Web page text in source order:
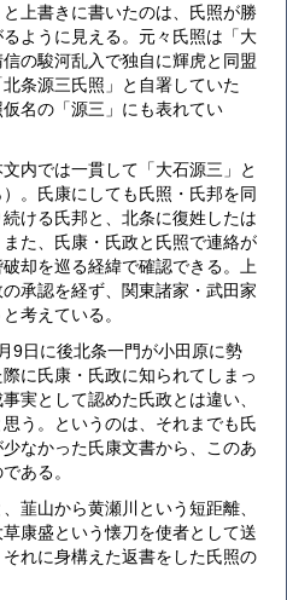
上書きに書いたのは、氏照が勝
ように見える。元々氏照は「大
の駿河乱入で独自に輝虎と同盟
条源三氏照」と自署していた
仮名の「源三」にも表れてい
内では一貫して「大石源三」と
。氏康にしても氏照・氏邦を同
ける氏邦と、北条に復姓したは
た、氏康・氏政と氏照で連絡が
却を巡る経緯で確認できる。上
承認を経ず、関東諸家・武田家
考えている。
9日に後北条一門が小田原に勢
に氏康・氏政に知られてしまっ
実として認めた氏政とは違い、
う。というのは、それまでも氏
なかった氏康文書から、このあ
ある。
韮山から黄瀬川という短距離、
康盛という懐刀を使者として送
れに身構えた返書をした氏照の